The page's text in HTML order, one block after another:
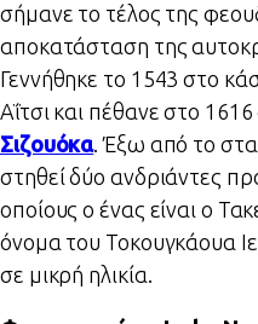
σήμανε το τέλος της
αποκατάσταση της
Γεννήθηκε το 1543 στο
Αΐτσι και πέθανε στο 1616
Σιζουόκα. Έξω από το
στηθεί δύο ανδριάντες
οποίους ο ένας είναι ο
όνομα του Τοκουγκάουα
σε μικρή ηλικία.